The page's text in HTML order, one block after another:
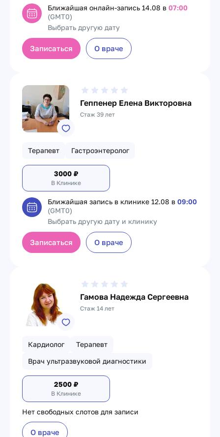
Ближайшая онлайн-запись 14.08 в 07:00
(GMT0)
Выбрать другую дату
Записаться О враче
Геппенер Елена Викторовна
Стаж 39 лет
Терапевт Гастроэнтеролог
3000 ₽
В Клинике
Ближайшая запись в клинике 12.08 в 09:00
(GMT0)
Выбрать другую дату и клинику
Записаться О враче
Гамова Надежда Сергеевна
Стаж 14 лет
Кардиолог
Терапевт
Врач ультразвуковой диагностики
2500 ₽
В Клинике
Нет свободных слотов для записи
О враче